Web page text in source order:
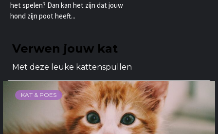
het spelen? Dan kan het zijn dat jouw
hond zijn poot heeft...
Verwen jouw kat
Met deze leuke kattenspullen
KAT & POES